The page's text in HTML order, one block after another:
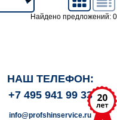
Найдено предложений: 0
НАШ ТЕЛЕФОН:
+7 495 941 99 33
info@profshinservice.ru